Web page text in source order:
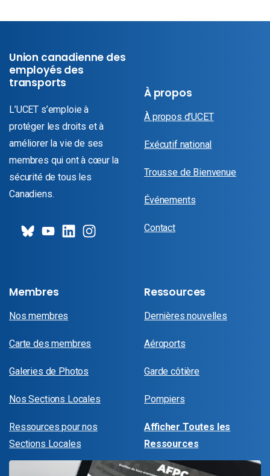
Union canadienne des
employés des
transports
L’UCET s’emploie à
protéger les droits et à
améliorer la vie de ses
membres qui ont à cœur la
sécurité de tous les
Canadiens.
À propos
À propos d’UCET
Exécutif national
Trousse de Bienvenue
Événements
Contact
Membres
Nos membres
Carte des membres
Galeries de Photos
Nos Sections Locales
Ressources pour nos
Sections Locales
Ressources
Dernières nouvelles
Aéroports
Garde côtière
Pompiers
Afficher Toutes les
Ressources